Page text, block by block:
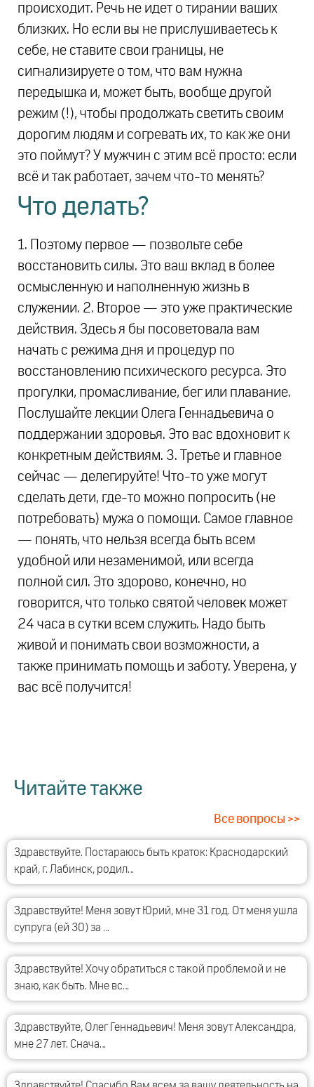
происходит. Речь не идет о тирании ваших
близких. Но если вы не прислушиваетесь к
себе, не ставите свои границы, не
сигнализируете о том, что вам нужна
передышка и, может быть, вообще другой
режим (!), чтобы продолжать светить своим
дорогим людям и согревать их, то как же они
это поймут? У мужчин с этим всё просто: если
всё и так работает, зачем что-то менять?
Что делать?
1. Поэтому первое — позвольте себе
восстановить силы. Это ваш вклад в более
осмысленную и наполненную жизнь в
служении. 2. Второе — это уже практические
действия. Здесь я бы посоветовала вам
начать с режима дня и процедур по
восстановлению психического ресурса. Это
прогулки, промасливание, бег или плавание.
Послушайте лекции Олега Геннадьевича о
поддержании здоровья. Это вас вдохновит к
конкретным действиям. 3. Третье и главное
сейчас — делегируйте! Что-то уже могут
сделать дети, где-то можно попросить (не
потребовать) мужа о помощи. Самое главное
— понять, что нельзя всегда быть всем
удобной или незаменимой, или всегда
полной сил. Это здорово, конечно, но
говорится, что только святой человек может
24 часа в сутки всем служить. Надо быть
живой и понимать свои возможности, а
также принимать помощь и заботу. Уверена, у
вас всё получится!
Читайте также
Все вопросы >>
Здравствуйте. Постараюсь быть краток: Краснодарский
край, г. Лабинск, родил…
Здравствуйте! Меня зовут Юрий, мне 31 год. От меня ушла
супруга (ей 30) за …
Здравствуйте! Хочу обратиться с такой проблемой и не
знаю, как быть. Мне вс…
Здравствуйте, Олег Геннадьевич! Меня зовут Александра,
мне 27 лет. Снача…